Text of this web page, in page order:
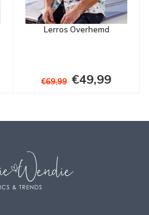
Lerros Overhemd
€69,99 €49,99